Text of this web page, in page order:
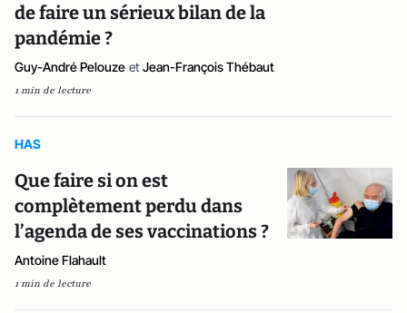
de faire un sérieux bilan de la
pandémie ?
Guy-André Pelouze et Jean-François Thébaut
1 min de lecture
HAS
Que faire si on est
complètement perdu dans
l’agenda de ses vaccinations ?
Antoine Flahault
1 min de lecture